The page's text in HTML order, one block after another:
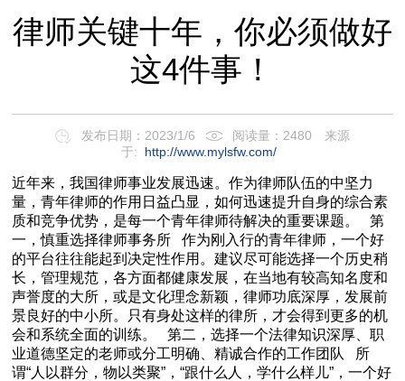
律师关键十年，你必须做好
这4件事！
发布日期：2023/1/6 阅读量：2480
来源
于: http://www.mylsfw.com/
近年来，我国律师事业发展迅速。作为律师队伍的中坚力
量，青年律师的作用日益凸显，如何迅速提升自身的综合素
质和竞争优势，是每一个青年律师待解决的重要课题。 第
一，慎重选择律师事务所 作为刚入行的青年律师，一个好
的平台往往能起到决定性作用。建议尽可能选择一个历史稍
长，管理规范，各方面都健康发展，在当地有较高知名度和
声誉度的大所，或是文化理念新颖，律师功底深厚，发展前
景良好的中小所。只有身处这样的律所，才会得到更多的机
会和系统全面的训练。 第二，选择一个法律知识深厚、职
业道德坚定的老师或分工明确、精诚合作的工作团队 所
谓“人以群分，物以类聚”，“跟什么人，学什么样儿”，一个好